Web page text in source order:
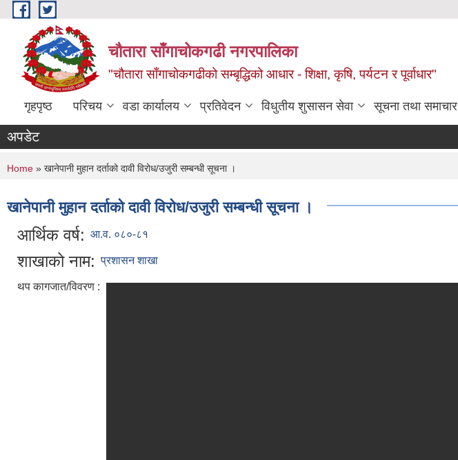
Skip to main content
चौतारा साँगाचोकगढी नगरपालिका
"चौतारा साँगाचोकगढीको सम्बृद्धिको आधार - शिक्षा, कृषि, पर्यटन र पूर्वाधार"
गृहपृष्ठ परिचय वडा कार्यालय प्रतिवेदन विधुतीय शुसासन सेवा सूचना तथा समाचार
अपडेट
You are here
Home » खानेपानी मुहान दर्ताको दावी विरोध/उजुरी सम्बन्धी सूचना ।
खानेपानी मुहान दर्ताको दावी विरोध/उजुरी सम्बन्धी सूचना ।
आर्थिक वर्ष: आ.व. ०८०-८१
शाखाको नाम: प्रशासन शाखा
थप कागजात/विवरण :